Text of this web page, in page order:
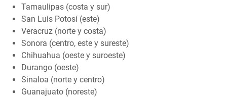
Tamaulipas (costa y sur)
San Luis Potosí (este)
Veracruz (norte y costa)
Sonora (centro, este y sureste)
Chihuahua (oeste y suroeste)
Durango (oeste)
Sinaloa (norte y centro)
Guanajuato (noreste)